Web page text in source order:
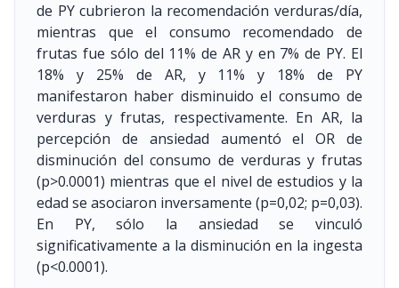
de PY cubrieron la recomendación verduras/día,
mientras que el consumo recomendado de
frutas fue sólo del 11% de AR y en 7% de PY. El
18% y 25% de AR, y 11% y 18% de PY
manifestaron haber disminuido el consumo de
verduras y frutas, respectivamente. En AR, la
percepción de ansiedad aumentó el OR de
disminución del consumo de verduras y frutas
(p>0.0001) mientras que el nivel de estudios y la
edad se asociaron inversamente (p=0,02; p=0,03).
En PY, sólo la ansiedad se vinculó
significativamente a la disminución en la ingesta
(p<0.0001).